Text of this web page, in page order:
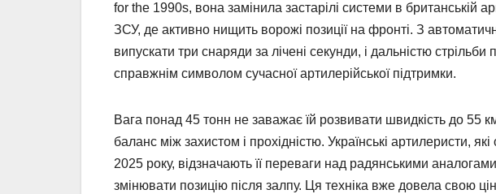
for the 1990s, вона замінила застарілі системи в британській
ЗСУ, де активно нищить ворожі позиції на фронті. З
випускати три снаряди за лічені секунди, і дальністю
справжнім символом сучасної артилерійської підтримки.
Вага понад 45 тонн не заважає їй розвивати швидкість до 55
баланс між захистом і прохідністю. Українські артилеристи,
2025 року, відзначають її переваги над радянськими
змінювати позицію після залпу. Ця техніка вже довела свою